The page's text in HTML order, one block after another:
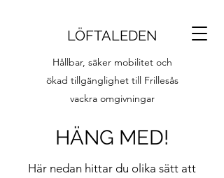
LÖFTALEDEN
Hållbar, säker mobilitet och
ökad tillgänglighet till Frillesås
vackra omgivningar
HÄNG MED!
Här nedan hittar du olika sätt att